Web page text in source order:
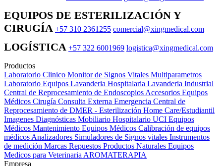
EQUIPOS DE ESTERILIZACIÓN Y
CIRUGÍA +57 310 2361255 comercial@xingmedical.com
LOGÍSTICA +57 322 6001969 logistica@xingmedical.com
Productos
Laboratorio Clinico Monitor de Signos Vitales Multiparametros
Laboratorio Equipos Lavanderia Hospitalaria Lavanderia Industrial
Central de Reprocesamiento de Endoscopios Accesorios Equipos
Médicos Cirugía Consulta Externa Emergencia Central de
Reprocesamiento de DMER - Esterilización Home Care/Estudiantil
Imagenes Diagnósticas Mobiliario Hospitalario UCI Equipos
Médicos Mantenimiento Equipos Médicos Calibración de equipos
médicos Analizadores Simuladores de Signos vitales Instrumentos
de medición Marcas Repuestos Productos Naturales Equipos
Medicos para Veterinaria AROMATERAPIA
Empresa